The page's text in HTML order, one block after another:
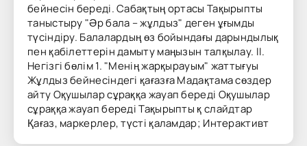
бейнесін береді. Сабақтың ортасы Тақырыпты
таныстыру "Әр бала – жұлдыз" деген ұғымды
түсіндіру. Балалардың өз бойындағы дарындылық
пен қабілеттерін дамыту маңызын талқылау. ІІ.
Негізгі бөлім 1. "Менің жарқырауым" жаттығуы
Жұлдыз бейнесіндегі қағазға Мадақтама сөздер
айту Оқушылар сұраққа жауап береді Оқушылар
сұраққа жауап береді Тақырыпты қ слайдтар
Қағаз, маркерлер, түсті қаламдар; Интерактивт